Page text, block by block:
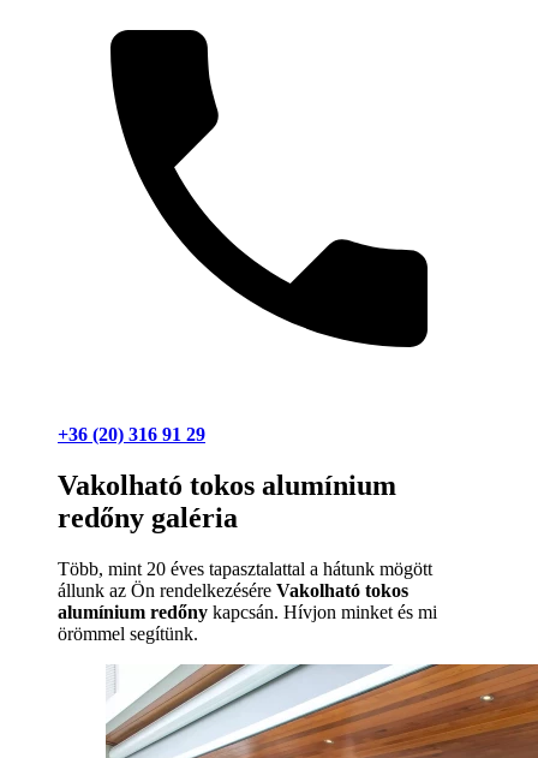
+36 (20) 316 91 29
Vakolható tokos alumínium
redőny galéria
Több, mint 20 éves tapasztalattal a hátunk mögött
állunk az Ön rendelkezésére Vakolható tokos
alumínium redőny kapcsán. Hívjon minket és mi
örömmel segítünk.